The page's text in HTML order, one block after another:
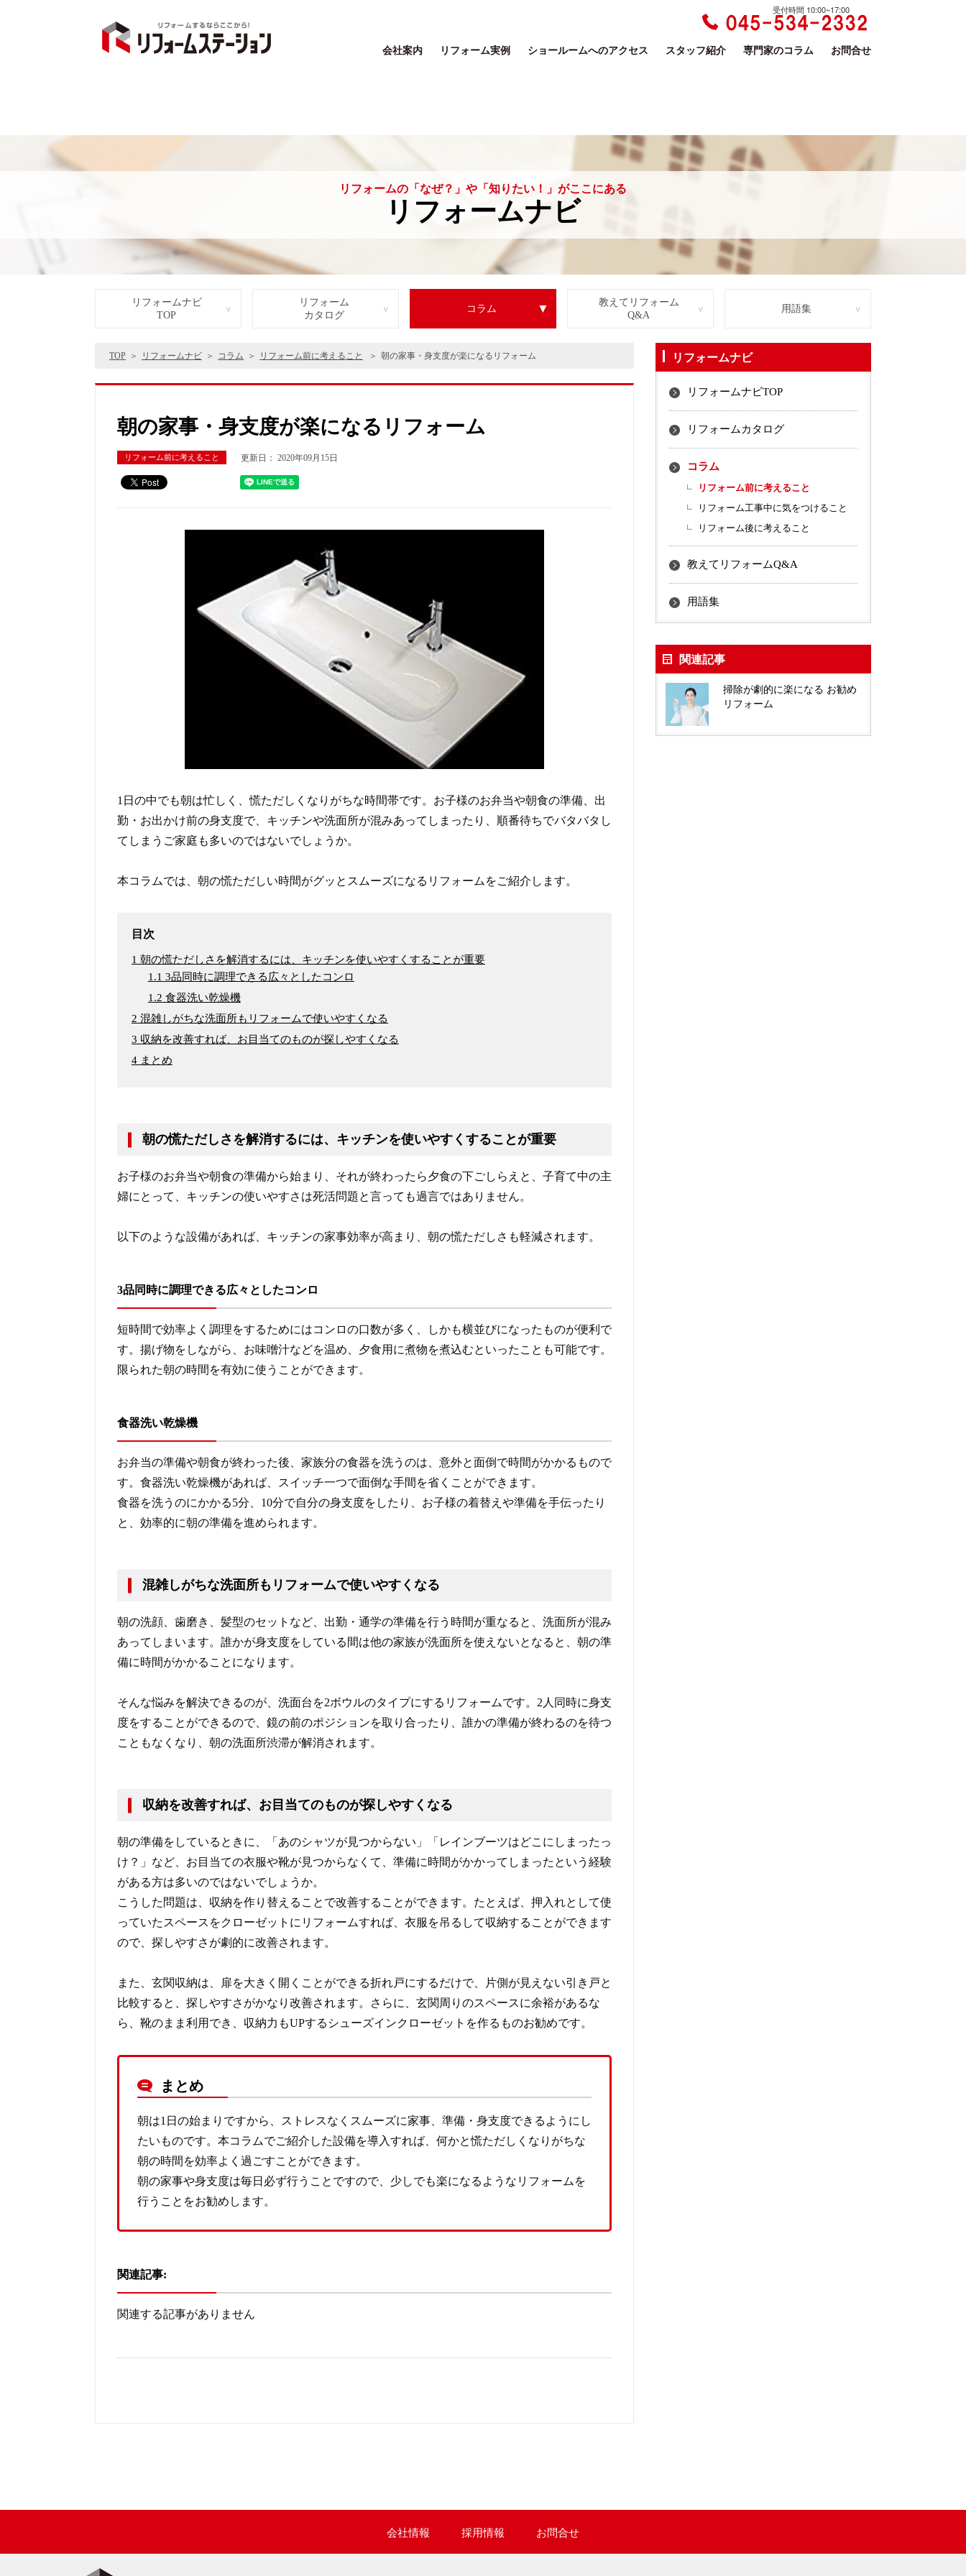
受付時間 10:00~17:00
会社案内 リフォーム実例 ショールームへのアクセス スタッフ紹介 専門家のコラム お問合せ
リフォームの「なぜ？」や「知りたい！」がここにある
リフォームナビ
リフォームナビ
TOP
リフォーム
カタログ
コラム
教えてリフォーム
Q&A
用語集
TOP リフォームナビ コラム リフォーム前に考えること 朝の家事・身支度が楽になるリフォーム
朝の家事・身支度が楽になるリフォーム
リフォーム前に考えること 更新日： 2020年09月15日
1日の中でも朝は忙しく、慌ただしくなりがちな時間帯です。お子様のお弁当や朝食の準備、出
勤・お出かけ前の身支度で、キッチンや洗面所が混みあってしまったり、順番待ちでバタバタし
てしまうご家庭も多いのではないでしょうか。
本コラムでは、朝の慌ただしい時間がグッとスムーズになるリフォームをご紹介します。
目次
1 朝の慌ただしさを解消するには、キッチンを使いやすくすることが重要
1.1 3品同時に調理できる広々としたコンロ
1.2 食器洗い乾燥機
2 混雑しがちな洗面所もリフォームで使いやすくなる
3 収納を改善すれば、お目当てのものが探しやすくなる
4 まとめ
朝の慌ただしさを解消するには、キッチンを使いやすくすることが重要
お子様のお弁当や朝食の準備から始まり、それが終わったら夕食の下ごしらえと、子育て中の主
婦にとって、キッチンの使いやすさは死活問題と言っても過言ではありません。
以下のような設備があれば、キッチンの家事効率が高まり、朝の慌ただしさも軽減されます。
3品同時に調理できる広々としたコンロ
短時間で効率よく調理をするためにはコンロの口数が多く、しかも横並びになったものが便利で
す。揚げ物をしながら、お味噌汁などを温め、夕食用に煮物を煮込むといったことも可能です。
限られた朝の時間を有効に使うことができます。
食器洗い乾燥機
お弁当の準備や朝食が終わった後、家族分の食器を洗うのは、意外と面倒で時間がかかるもので
す。食器洗い乾燥機があれば、スイッチ一つで面倒な手間を省くことができます。
食器を洗うのにかかる5分、10分で自分の身支度をしたり、お子様の着替えや準備を手伝ったり
と、効率的に朝の準備を進められます。
混雑しがちな洗面所もリフォームで使いやすくなる
朝の洗顔、歯磨き、髪型のセットなど、出勤・通学の準備を行う時間が重なると、洗面所が混み
あってしまいます。誰かが身支度をしている間は他の家族が洗面所を使えないとなると、朝の準
備に時間がかかることになります。
そんな悩みを解決できるのが、洗面台を2ボウルのタイプにするリフォームです。2人同時に身支
度をすることができるので、鏡の前のポジションを取り合ったり、誰かの準備が終わるのを待つ
こともなくなり、朝の洗面所渋滞が解消されます。
収納を改善すれば、お目当てのものが探しやすくなる
朝の準備をしているときに、「あのシャツが見つからない」「レインブーツはどこにしまったっ
け？」など、お目当ての衣服や靴が見つからなくて、準備に時間がかかってしまったという経験
がある方は多いのではないでしょうか。
こうした問題は、収納を作り替えることで改善することができます。たとえば、押入れとして使
っていたスペースをクローゼットにリフォームすれば、衣服を吊るして収納することができます
ので、探しやすさが劇的に改善されます。
また、玄関収納は、扉を大きく開くことができる折れ戸にするだけで、片側が見えない引き戸と
比較すると、探しやすさがかなり改善されます。さらに、玄関周りのスペースに余裕があるな
ら、靴のまま利用でき、収納力もUPするシューズインクローゼットを作るものお勧めです。
まとめ
朝は1日の始まりですから、ストレスなくスムーズに家事、準備・身支度できるようにし
たいものです。本コラムでご紹介した設備を導入すれば、何かと慌ただしくなりがちな
朝の時間を効率よく過ごすことができます。
朝の家事や身支度は毎日必ず行うことですので、少しでも楽になるようなリフォームを
行うことをお勧めします。
関連記事:
関連する記事がありません
リフォームナビ
リフォームナビTOP
リフォームカタログ
コラム
リフォーム前に考えること
リフォーム工事中に気をつけること
リフォーム後に考えること
教えてリフォームQ&A
用語集
関連記事
掃除が劇的に楽になる お勧め
リフォーム
会社情報 採用情報 お問合せ